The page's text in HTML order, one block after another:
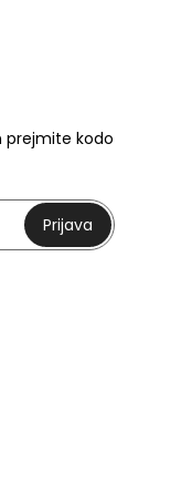
prejmite kodo
Prijava